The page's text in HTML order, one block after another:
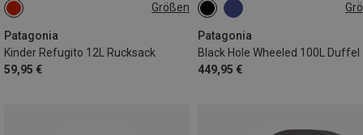
Größen
Patagonia
Kinder Refugito 12L Rucksack
59,95 €
12L
Patagonia
Black Hole Wheeled 100L Duffel
449,95 €
100L